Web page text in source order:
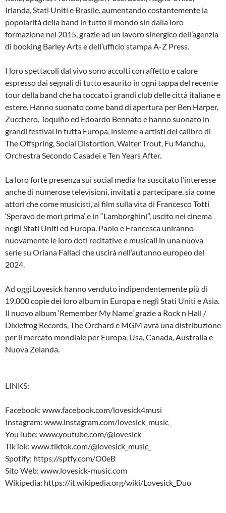
Irlanda, Stati Uniti e Brasile, aumentando costantemente la
popolarità della band in tutto il mondo sin dalla loro
formazione nel 2015, grazie ad un lavoro sinergico dell’agenzia
di booking Barley Arts e dell’ufficio stampa A-Z Press.
I loro spettacoli dal vivo sono accolti con affetto e calore
espresso dai segnali di tutto esaurito in ogni tappa del recente
tour della band che ha toccato i grandi club delle città italiane e
estere. Hanno suonato come band di apertura per Ben Harper,
Zucchero, Toquiño ed Edoardo Bennato e hanno suonato in
grandi festival in tutta Europa, insieme a artisti del calibro di
The Offspring, Social Distortion, Walter Trout, Fu Manchu,
Orchestra Secondo Casadei e Ten Years After.
La loro forte presenza sui social media ha suscitato l’interesse
anche di numerose televisioni, invitati a partecipare, sia come
attori che come musicisti, al film sulla vita di Francesco Totti
‘Speravo de morì prima’ e in “Lamborghini”, uscito nei cinema
negli Stati Uniti ed Europa. Paolo e Francesca uniranno
nuovamente le loro doti recitative e musicali in una nuova
serie su Oriana Fallaci che uscirà nell’autunno europeo del
2024.
Ad oggi Lovesick hanno venduto indipendentemente più di
19.000 copie dei loro album in Europa e negli Stati Uniti e Asia.
Il nuovo album ‘Remember My Name’ grazie a Rock n Hall /
Dixiefrog Records, The Orchard e MGM avrà una distribuzione
per il mercato mondiale per Europa, Usa, Canada, Australia e
Nuova Zelanda.
LINKS:
Facebook: www.facebook.com/lovesick4musi
Instagram: www.instagram.com/lovesick_music_
YouTube: www.youtube.com/@lovesick
TikTok: www.tiktok.com/@lovesick_music_
Spotify: https://sptfy.com/O0eB
Sito Web: www.lovesick-music.com
Wikipedia: https://it.wikipedia.org/wiki/Lovesick_Duo